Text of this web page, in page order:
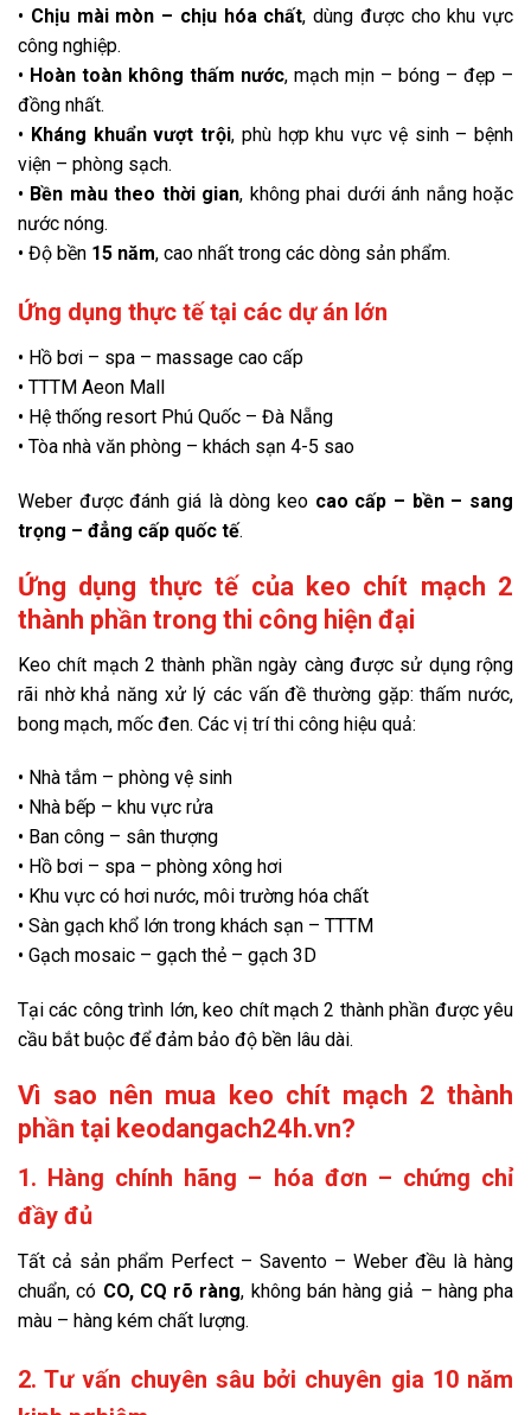
• Chịu mài mòn – chịu hóa chất, dùng được cho khu vực
công nghiệp.
• Hoàn toàn không thấm nước, mạch mịn – bóng – đẹp –
đồng nhất.
• Kháng khuẩn vượt trội, phù hợp khu vực vệ sinh – bệnh
viện – phòng sạch.
• Bền màu theo thời gian, không phai dưới ánh nắng hoặc
nước nóng.
• Độ bền 15 năm, cao nhất trong các dòng sản phẩm.
Ứng dụng thực tế tại các dự án lớn
• Hồ bơi – spa – massage cao cấp
• TTTM Aeon Mall
• Hệ thống resort Phú Quốc – Đà Nẵng
• Tòa nhà văn phòng – khách sạn 4-5 sao
Weber được đánh giá là dòng keo cao cấp – bền – sang
trọng – đẳng cấp quốc tế.
Ứng dụng thực tế của keo chít mạch 2
thành phần trong thi công hiện đại
Keo chít mạch 2 thành phần ngày càng được sử dụng rộng
rãi nhờ khả năng xử lý các vấn đề thường gặp: thấm nước,
bong mạch, mốc đen. Các vị trí thi công hiệu quả:
• Nhà tắm – phòng vệ sinh
• Nhà bếp – khu vực rửa
• Ban công – sân thượng
• Hồ bơi – spa – phòng xông hơi
• Khu vực có hơi nước, môi trường hóa chất
• Sàn gạch khổ lớn trong khách sạn – TTTM
• Gạch mosaic – gạch thẻ – gạch 3D
Tại các công trình lớn, keo chít mạch 2 thành phần được yêu
cầu bắt buộc để đảm bảo độ bền lâu dài.
Vì sao nên mua keo chít mạch 2 thành
phần tại keodangach24h.vn?
1. Hàng chính hãng – hóa đơn – chứng chỉ
đầy đủ
Tất cả sản phẩm Perfect – Savento – Weber đều là hàng
chuẩn, có CO, CQ rõ ràng, không bán hàng giả – hàng pha
màu – hàng kém chất lượng.
2. Tư vấn chuyên sâu bởi chuyên gia 10 năm